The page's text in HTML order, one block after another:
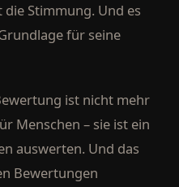
Stimmung. Und es
für seine
ist nicht mehr
Menschen – sie ist ein
auswerten. Und das
Bewertungen